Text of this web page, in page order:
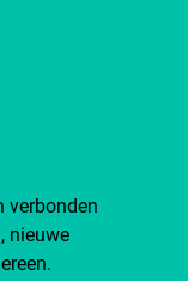
verbonden
nieuwe